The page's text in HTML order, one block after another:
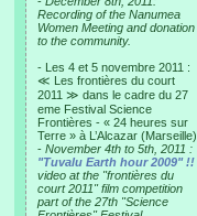
Recording of the Nanumea
Women Meeting and donation
to the community.
- Les 4 et 5 novembre 2011 :
≪ Les frontières du court
2011 ≫ dans le cadre du 27
eme Festival Science
Frontières - « 24 heures sur
Terre » à L’Alcazar (Marseille).
- November 4th to 5th, 2011 :
"Tuvalu Earth hour 2009" !!
video at the "frontières du
court 2011" film competition
part of the 27th "Science